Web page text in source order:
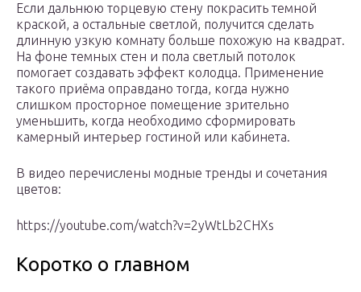
Если дальнюю торцевую стену покрасить темной
краской, а остальные светлой, получится сделать
длинную узкую комнату больше похожую на квадрат.
На фоне темных стен и пола светлый потолок
помогает создавать эффект колодца. Применение
такого приёма оправдано тогда, когда нужно
слишком просторное помещение зрительно
уменьшить, когда необходимо сформировать
камерный интерьер гостиной или кабинета.
В видео перечислены модные тренды и сочетания
цветов:
https://youtube.com/watch?v=2yWtLb2CHXs
Коротко о главном